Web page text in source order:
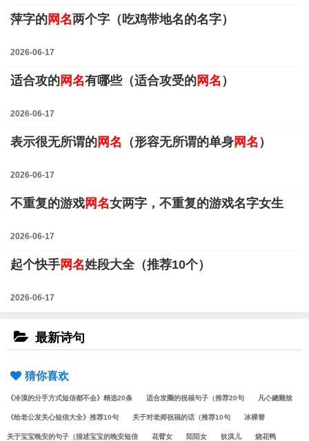
萍字的网名两个字（吃鸡带地名的名字）
2026-06-17
适合攻的网名有哪些（适合攻受的网名 ）
2026-06-17
表示很无所谓的网名 （形容无所谓的单身网名 ）
2026-06-17
不重复的游戏网名女两字，不重复的游戏名字女生
2026-06-17
起个快手网名姓段大全（推荐10个）
2026-06-17
最新诗句
猜你喜欢
《冷漠的分手方式短信都不会》精选20条 适合发圈的祝福句子（推荐20句 凡亽總難捨
《给老公发关心短信大全》推荐10句 关于对老师祝福的话（推荐10句 冰裸替
关于宝宝晚安的句子（描述宝宝的晚安短信 花臂女 陌陌女 狄淇儿 烧花鸭